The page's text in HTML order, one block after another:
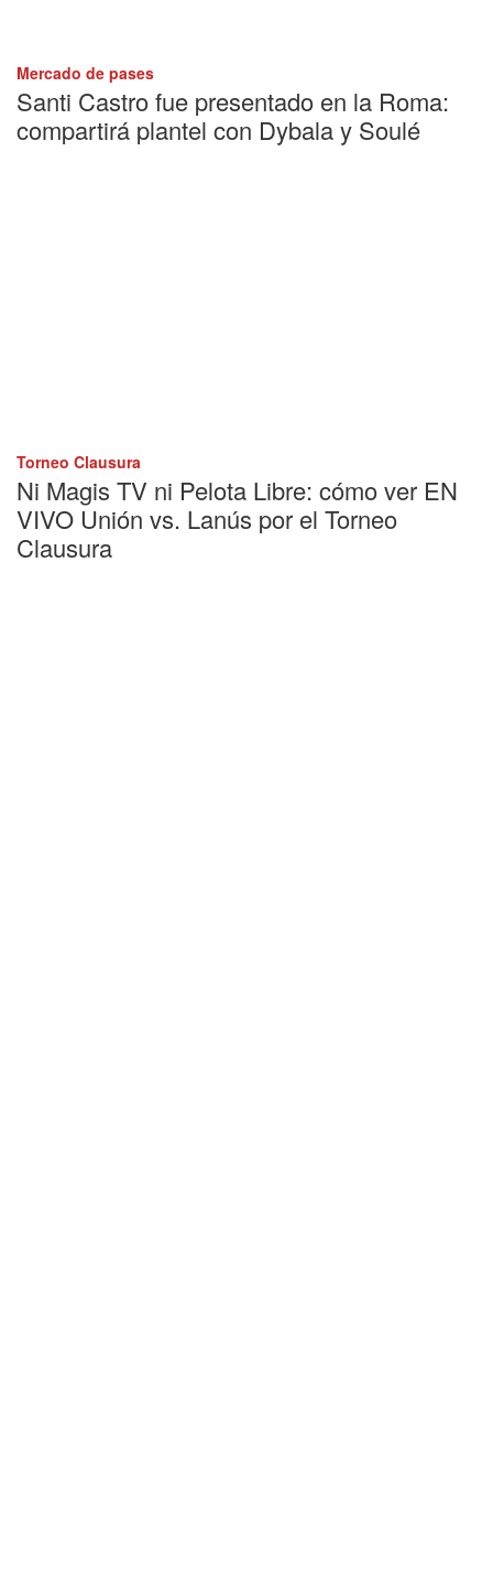
Mercado de pases
Santi Castro fue presentado en la Roma:
compartirá plantel con Dybala y Soulé
Torneo Clausura
Ni Magis TV ni Pelota Libre: cómo ver EN
VIVO Unión vs. Lanús por el Torneo
Clausura